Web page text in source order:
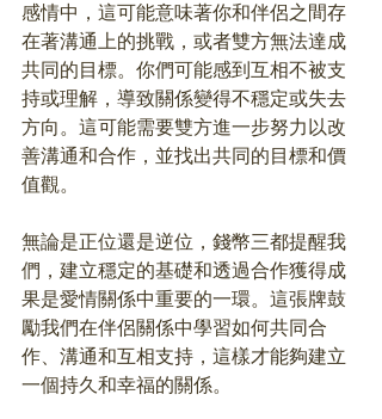
感情中，這可能意味著你和伴侶之間存
在著溝通上的挑戰，或者雙方無法達成
共同的目標。你們可能感到互相不被支
持或理解，導致關係變得不穩定或失去
方向。這可能需要雙方進一步努力以改
善溝通和合作，並找出共同的目標和價
值觀。
無論是正位還是逆位，錢幣三都提醒我
們，建立穩定的基礎和透過合作獲得成
果是愛情關係中重要的一環。這張牌鼓
勵我們在伴侶關係中學習如何共同合
作、溝通和互相支持，這樣才能夠建立
一個持久和幸福的關係。